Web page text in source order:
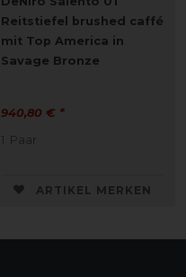
Reitstiefel brushed caffé
mit Top America in
Savage Bronze
940,80 € *
1 Paar
ARTIKEL MERKEN